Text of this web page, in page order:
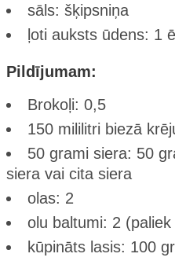
sāls: šķipsniņa
ļoti auksts ūdens: 1
Pildījumam:
Brokoļi: 0,5
150 mililitri biezā
50 grami siera: 50
siera vai cita siera
olas: 2
olu baltumi: 2
kūpināts lasis: 100